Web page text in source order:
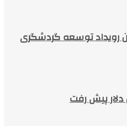
رویداد توسعه گردشگری